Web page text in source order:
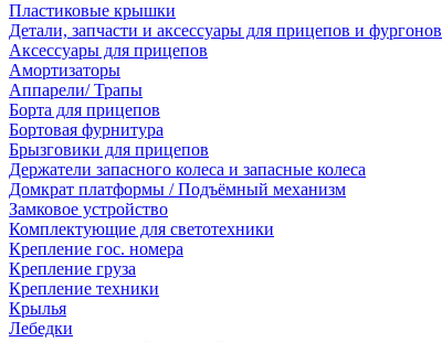
Пластиковые крышки
Детали, запчасти и аксессуары для прицепов и фургонов
Аксессуары для прицепов
Амортизаторы
Аппарели/ Трапы
Борта для прицепов
Бортовая фурнитура
Брызговики для прицепов
Держатели запасного колеса и запасные колеса
Домкрат платформы / Подъёмный механизм
Замковое устройство
Комплектующие для светотехники
Крепление гос. номера
Крепление груза
Крепление техники
Крылья
Лебедки